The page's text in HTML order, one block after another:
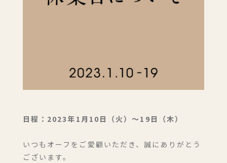
日程：2023年1月10日（火）〜19日（木）
いつもオーフをご愛顧いただき、誠にありがとう
ございます。